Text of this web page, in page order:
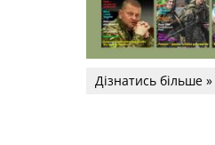
Дізнатись більше »